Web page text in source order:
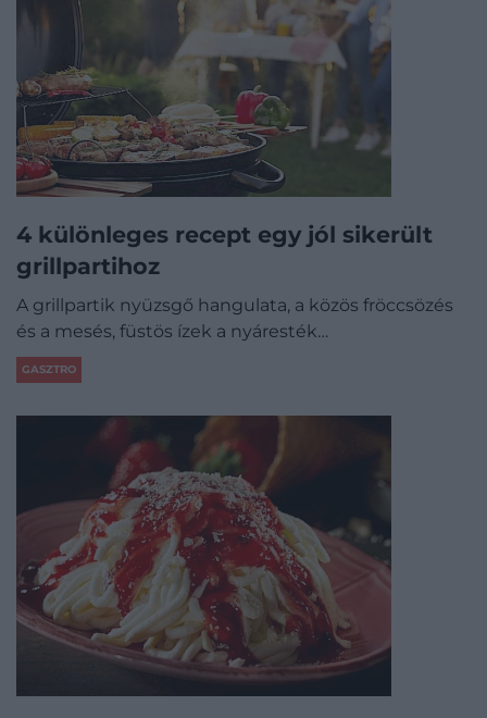
4 különleges recept egy jól sikerült
grillpartihoz
A grillpartik nyüzsgő hangulata, a közös fröccsözés
és a mesés, füstös ízek a nyáresték…
GASZTRO